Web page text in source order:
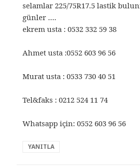
selamlar 225/75R17.5 lastik
günler ….
ekrem usta : 0532 332 59 38
Ahmet usta :0552 603 96 56
Murat usta : 0533 730 40 51
Tel&faks : 0212 524 11 74
Whatsapp için: 0552 603 96 56
YANITLA